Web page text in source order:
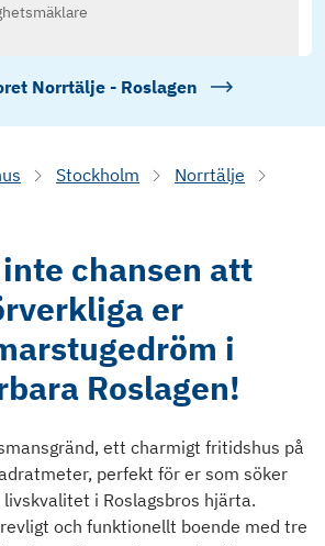
Norrtälje - Roslagen
Stockholm
Norrtälje
chansen att
er
i
Roslagen!
ett charmigt fritidshus på
perfekt för er som söker
i Roslagsbros hjärta.
och funktionellt boende med tre